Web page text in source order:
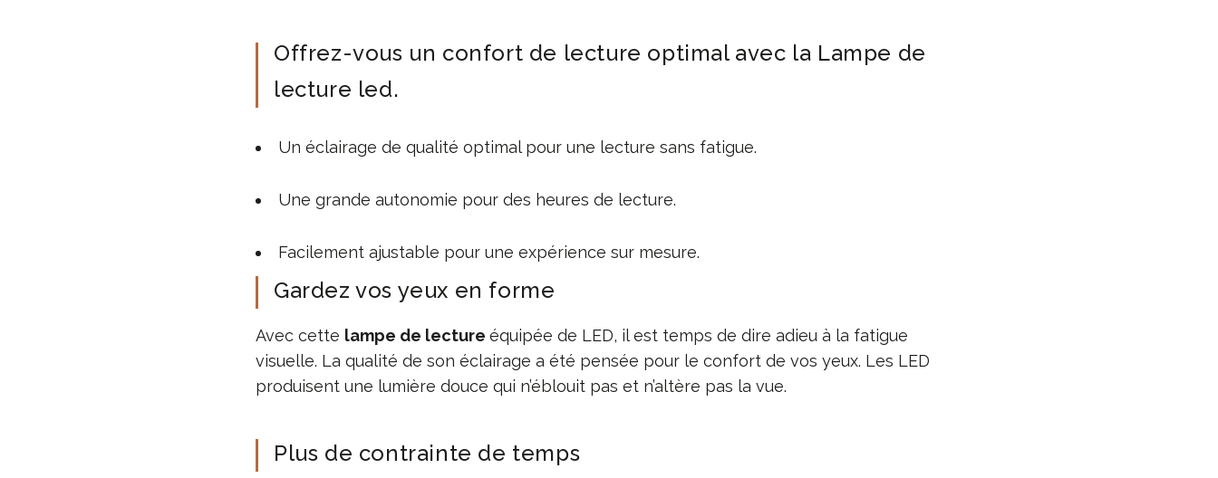
Offrez-vous un confort de lecture optimal avec la Lampe de
lecture led.
Un éclairage de qualité optimal pour une lecture sans fatigue.
Une grande autonomie pour des heures de lecture.
Facilement ajustable pour une expérience sur mesure.
Gardez vos yeux en forme
Avec cette lampe de lecture équipée de LED, il est temps de dire adieu à la fatigue
visuelle. La qualité de son éclairage a été pensée pour le confort de vos yeux. Les LED
produisent une lumière douce qui n’éblouit pas et n’altère pas la vue.
Plus de contrainte de temps